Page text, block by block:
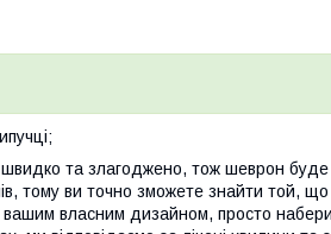
та злагоджено, тож шеврон буде
тому ви точно зможете знайти той,
власним дизайном, просто